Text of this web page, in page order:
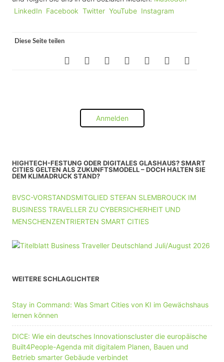
LinkedIn Facebook Twitter YouTube Instagram
Diese Seite teilen
Anmelden
HIGHTECH-FESTUNG ODER DIGITALES GLASHAUS? SMART
CITIES GELTEN ALS ZUKUNFTSMODELL – DOCH HALTEN SIE
DEM KLIMADRUCK STAND?
BVSC-VORSTANDSMITGLIED STEFAN SLEMBROUCK IM
BUSINESS TRAVELLER ZU CYBERSICHERHEIT UND
MENSCHENZENTRIERTEN SMART CITIES
WEITERE SCHLAGLICHTER
Stay in Command: Was Smart Cities von KI im Gewächshaus
lernen können
DICE: Wie ein deutsches Innovationscluster die europäische
Built4People-Agenda mit digitalem Planen, Bauen und
Betrieb smarter Gebäude verbindet